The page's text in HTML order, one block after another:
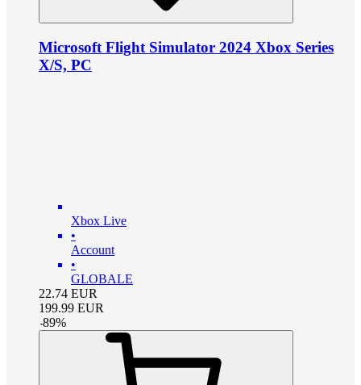
Microsoft Flight Simulator 2024 Xbox Series
X/S, PC
Xbox Live
•
Account
•
GLOBALE
22.74 EUR
199.99 EUR
-89%